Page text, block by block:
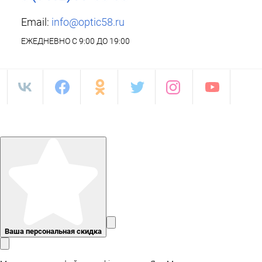
Email: info@optic58.ru
ЕЖЕДНЕВНО С 9:00 ДО 19:00
Ваша персональная скидка